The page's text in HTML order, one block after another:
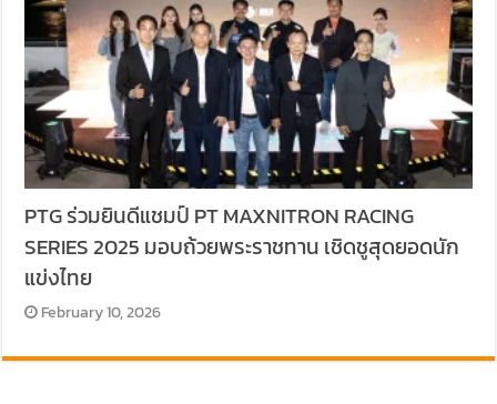
PTG ร่วมยินดีแชมป์ PT MAXNITRON RACING
SERIES 2025 มอบถ้วยพระราชทาน เชิดชูสุดยอดนัก
แข่งไทย
February 10, 2026